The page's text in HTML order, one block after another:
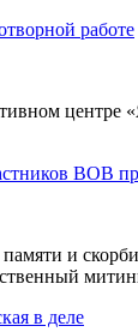
работе
центре
ВОВ
и
в деле